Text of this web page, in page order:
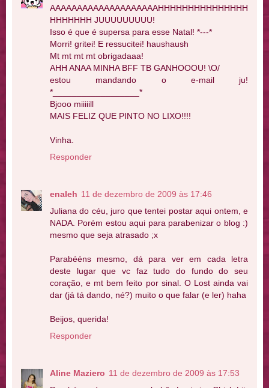
AAAAAAAAAAAAAAAAAAAAHHHHHHHHHHHHHHH
HHHHHHH JUUUUUUUUU!
Isso é que é supersa para esse Natal! *---*
Morri! gritei! E ressucitei! haushaush
Mt mt mt mt obrigadaaa!
AHH ANAA MINHA BFF TB GANHOOOU! \O/
estou mandando o e-mail ju!
*__________________*
Bjooo miiiiill
MAIS FELIZ QUE PINTO NO LIXO!!!!
Vinha.
Responder
enaleh 11 de dezembro de 2009 às 17:46
Juliana do céu, juro que tentei postar aqui ontem, e
NADA. Porém estou aqui para parabenizar o blog :)
mesmo que seja atrasado ;x
Parabééns mesmo, dá para ver em cada letra
deste lugar que vc faz tudo do fundo do seu
coração, e mt bem feito por sinal. O Lost ainda vai
dar (já tá dando, né?) muito o que falar (e ler) haha
Beijos, querida!
Responder
Aline Maziero 11 de dezembro de 2009 às 17:53